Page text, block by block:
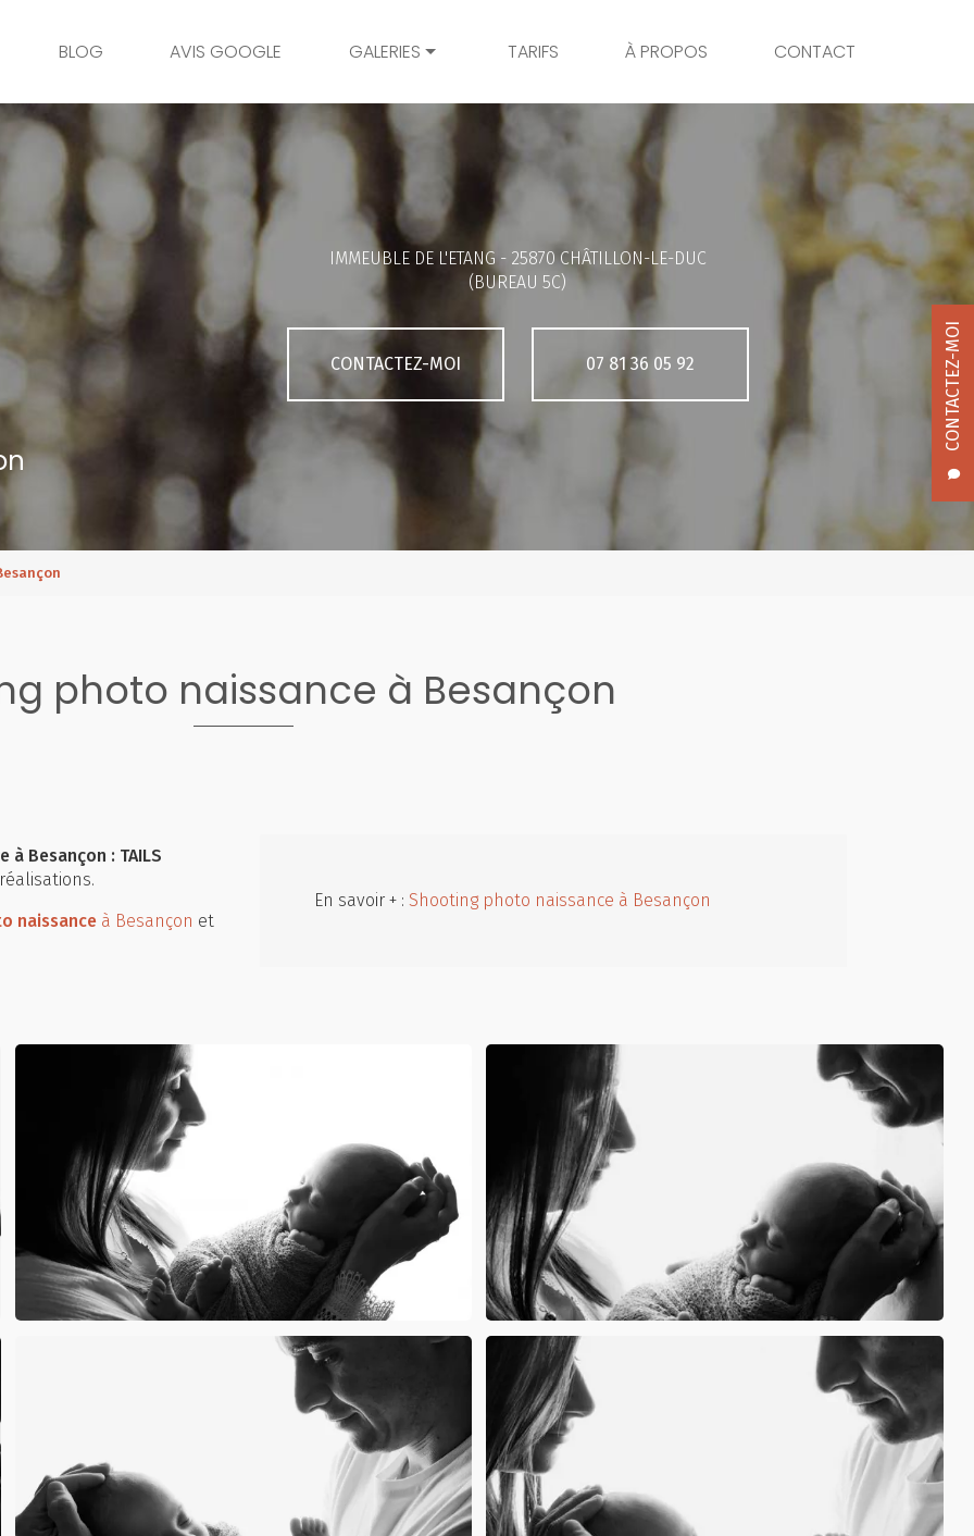
CONTACTEZ-MOI
BLOG AVIS GOOGLE GALERIES
Mariage
Grossesse
Bambins
Portrait
Galerie client
TARIFS À PROPOS CONTACT
IMMEUBLE DE L'ETANG - 25870 CHÂTILLON-LE-DUC
(BUREAU 5C)
CONTACTEZ-MOI 07 81 36 05 92
photo naissance à Besançon
Besançon : TAILS
naissance à Besançon et
En savoir + : Shooting photo naissance à Besançon